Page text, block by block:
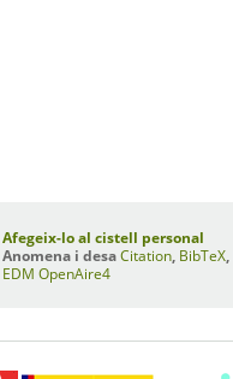
Afegeix-lo al cistell personal
Anomena i desaCitation BibTeX
EDM OpenAire4